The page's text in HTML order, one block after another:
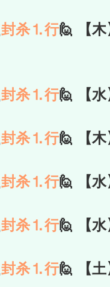
封杀⒈行🙋 【
封杀⒈行🙋 【
封杀⒈行🙋 【
封杀⒈行🙋 【
封杀⒈行🙋 【
封杀⒈行🙋 【